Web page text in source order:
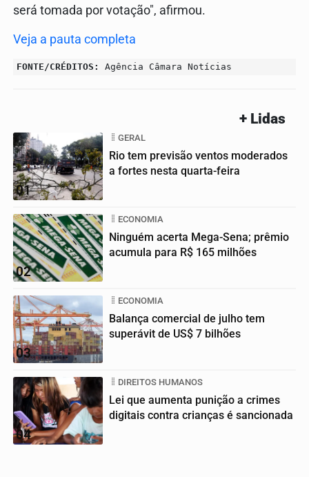
será tomada por votação", afirmou.
Veja a pauta completa
FONTE/CRÉDITOS: Agência Câmara Notícias
+ Lidas
01
GERAL
Rio tem previsão ventos moderados
a fortes nesta quarta-feira
02
ECONOMIA
Ninguém acerta Mega-Sena; prêmio
acumula para R$ 165 milhões
03
ECONOMIA
Balança comercial de julho tem
superávit de US$ 7 bilhões
04
DIREITOS HUMANOS
Lei que aumenta punição a crimes
digitais contra crianças é sancionada